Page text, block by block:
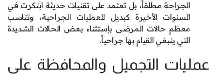
الجراحة مطلقاً، بل تعتمد على تقنيات حديثة ابتكرت في
السنوات الأخيرة كبديل للعمليات الجراحية، وتناسب
معظم حالات المرضى بإستثناء بعض الحالات الشديدة
التي ينبغي القيام بها جراحياً.
عمليات التجميل والمحافظة على